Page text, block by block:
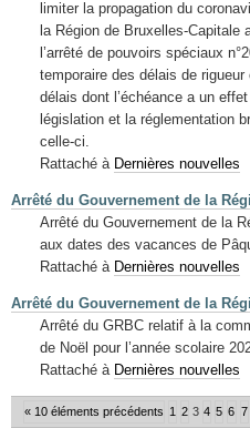
limiter la propagation du
la Région de Bruxelles-Capitale
l’arrêté de pouvoirs spéciaux
temporaire des délais de
délais dont l’échéance a un
législation et la réglementation
celle-ci.
Rattaché à Dernières nouvelles
Arrêté du Gouvernement de la
Arrêté du Gouvernement de la
aux dates des vacances de
Rattaché à Dernières nouvelles
Arrêté du Gouvernement de la
Arrêté du GRBC relatif à la
de Noël pour l’année scolaire
Rattaché à Dernières nouvelles
« 10 éléments précédents 1 2 3 4 5 6 7